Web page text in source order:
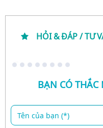
HỎI & ĐÁP / TƯ
BẠN CÓ THẮC